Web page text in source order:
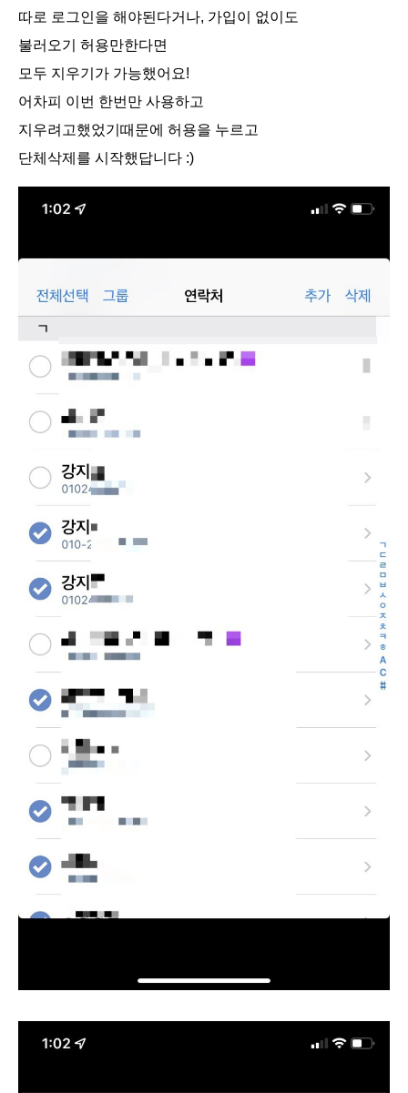
따로 로그인을 해야된다거나, 가입이 없이도
불러오기 허용만한다면
모두 지우기가 가능했어요!
어차피 이번 한번만 사용하고
지우려고했었기때문에 허용을 누르고
단체삭제를 시작했답니다 :)